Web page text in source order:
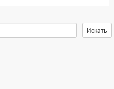
Поиск
Искать